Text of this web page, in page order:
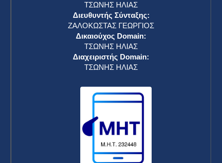
ΤΣΩΝΗΣ ΗΛΙΑΣ
Διευθυντής Σύνταξης:
ΖΑΛΟΚΩΣΤΑΣ ΓΕΩΡΓΙΟΣ
Δικαιούχος Domain:
ΤΣΩΝΗΣ ΗΛΙΑΣ
Διαχειριστής Domain:
ΤΣΩΝΗΣ ΗΛΙΑΣ